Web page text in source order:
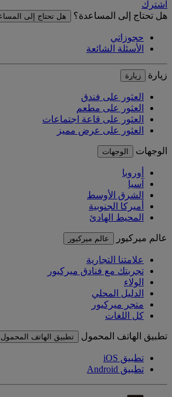
اشترك
هل تحتاج إلى المساعدة؟
هل تحتاج إلى
حجوزاتي
الأسئلة الشائعة
زيارة زيارة
العثور على فندق
العثور على مطعم
العثور على قاعة اجتماعات
العثور على عرض مميز
الوجهات الوجهات
أوروبا
آسيا
الشرق الأوسط
أميركا الجنوبية
المحيط الهادئ
عالم ميركيور عالم ميركيور
علامتنا التجارية
تجربتك مع فنادق ميركيور
الولاء
الدليل المحلي
متجر ميركيور
كل اللغات
تطبيق الهاتف المحمول تطبيق الهاتف المحمول
تطبيق iOS
تطبيق Android